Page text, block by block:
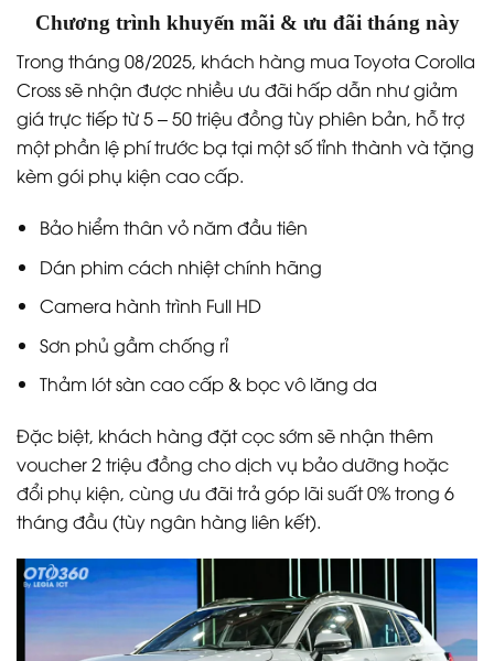
Chương trình khuyến mãi & ưu đãi tháng này
Trong tháng 08/2025, khách hàng mua Toyota Corolla
Cross sẽ nhận được nhiều ưu đãi hấp dẫn như giảm
giá trực tiếp từ 5 – 50 triệu đồng tùy phiên bản, hỗ trợ
một phần lệ phí trước bạ tại một số tỉnh thành và tặng
kèm gói phụ kiện cao cấp.
Bảo hiểm thân vỏ năm đầu tiên
Dán phim cách nhiệt chính hãng
Camera hành trình Full HD
Sơn phủ gầm chống rỉ
Thảm lót sàn cao cấp & bọc vô lăng da
Đặc biệt, khách hàng đặt cọc sớm sẽ nhận thêm
voucher 2 triệu đồng cho dịch vụ bảo dưỡng hoặc
đổi phụ kiện, cùng ưu đãi trả góp lãi suất 0% trong 6
tháng đầu (tùy ngân hàng liên kết).